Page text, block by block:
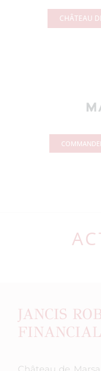
Panneau de gestion
CHÂTEAU
JANCIS